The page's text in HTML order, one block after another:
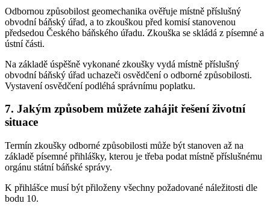
Odbornou způsobilost geomechanika ověřuje místně příslušný
obvodní báňský úřad, a to zkouškou před komisí stanovenou
předsedou Českého báňského úřadu. Zkouška se skládá z písemné a
ústní části.
Na základě úspěšně vykonané zkoušky vydá místně příslušný
obvodní báňský úřad uchazeči osvědčení o odborné způsobilosti.
Vystavení osvědčení podléhá správnímu poplatku.
7. Jakým způsobem můžete zahájit řešení životní
situace
Termín zkoušky odborné způsobilosti může být stanoven až na
základě písemné přihlášky, kterou je třeba podat místně příslušnému
orgánu státní báňské správy.
K přihlášce musí být přiloženy všechny požadované náležitosti dle
bodu 10.